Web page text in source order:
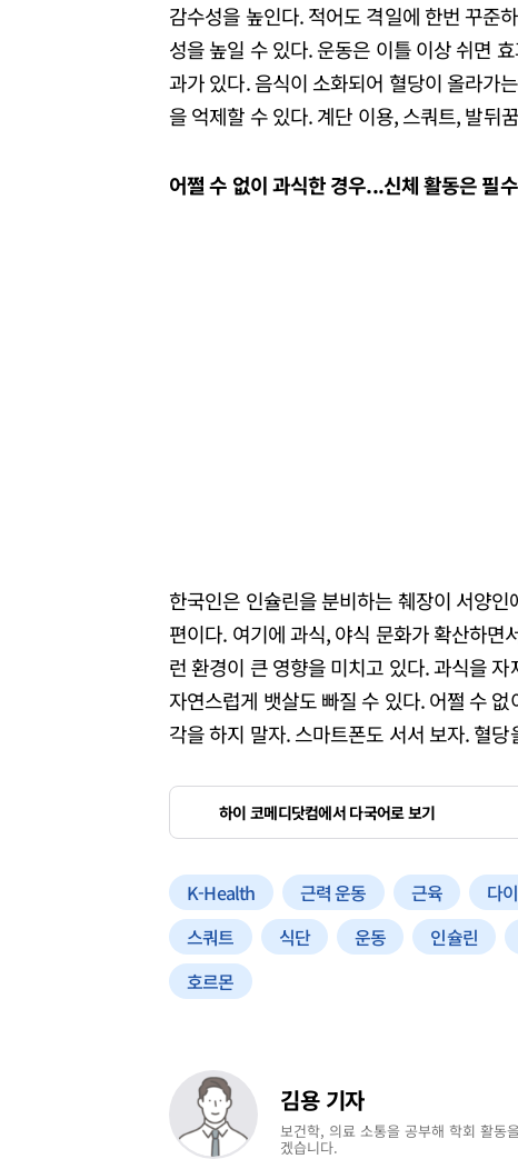
감수성을 높인다. 적어도 격일에 한번 꾸준
성을 높일 수 있다. 운동은 이틀 이상 쉬면
과가 있다. 음식이 소화되어 혈당이 올라가
을 억제할 수 있다. 계단 이용, 스쿼트, 발뒤
어쩔 수 없이 과식한 경우...신체 활동은 필
한국인은 인슐린을 분비하는 췌장이 서양
편이다. 여기에 과식, 야식 문화가 확산하
런 환경이 큰 영향을 미치고 있다. 과식을
자연스럽게 뱃살도 빠질 수 있다. 어쩔 수
각을 하지 말자. 스마트폰도 서서 보자. 혈
하이 코메디닷컴에서 다국어로 보기
K-Health 근력 운동 근육 다
스쿼트
식단 운동 인슐린
호르몬
김용 기자
보건학, 의료 소통을 공부해 학회 활동
겠습니다.